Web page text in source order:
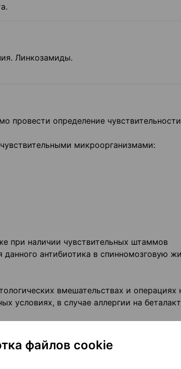
Линкозамиды.
провести определение чувствительности
микроорганизмами:
при наличии чувствительных штаммов
антибиотика в спинномозговую
вмешательствах и операциях
условиях, в случае аллергии на
средством, когда другие
инфекциях клиндамицин является
должен учитывать характер инфекции и
файлов cookie